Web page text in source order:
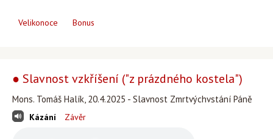
Velikonoce Bonus
● Slavnost vzkříšení ("z prázdného kostela")
Mons. Tomáš Halík, 20.4.2025 - Slavnost Zmrtvýchvstání Páně
Kázání Závěr